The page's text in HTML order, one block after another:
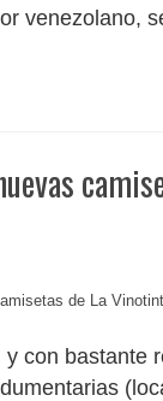
venezolano,
con bastante